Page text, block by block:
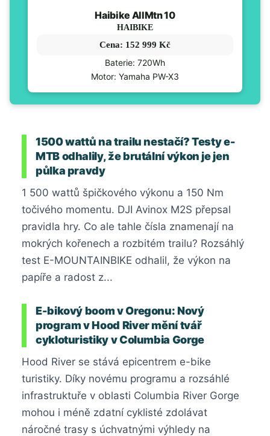
Haibike AllMtn 10
HAIBIKE
Cena: 152 999 Kč
Baterie: 720Wh
Motor: Yamaha PW-X3
1500 wattů na trailu nestačí? Testy e-
MTB odhalily, že brutální výkon je jen
půlka pravdy
1 500 wattů špičkového výkonu a 150 Nm
točivého momentu. DJI Avinox M2S přepsal
pravidla hry. Co ale tahle čísla znamenají na
mokrých kořenech a rozbitém trailu? Rozsáhlý
test E-MOUNTAINBIKE odhalil, že výkon na
papíře a radost z...
E-bikový boom v Oregonu: Nový
program v Hood River mění tvář
cykloturistiky v Columbia Gorge
Hood River se stává epicentrem e-bike
turistiky. Díky novému programu a rozsáhlé
infrastruktuře v oblasti Columbia River Gorge
mohou i méně zdatní cyklisté zdolávat
náročné trasy s úchvatnými výhledy na